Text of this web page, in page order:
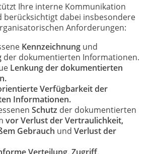
Ihre interne Kommunikation
berücksichtigt dabei insbesondere
Anforderungen:
Kennzeichnung und
der dokumentierten Informationen.
Lenkung der dokumentierten
Verfügbarkeit der
Informationen.
Schutz der dokumentierten
vor Verlust der Vertraulichkeit,
Gebrauch und Verlust der